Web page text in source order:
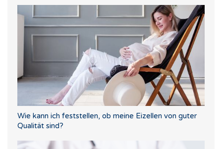
Wie kann ich feststellen, ob meine Eizellen von guter
Qualität sind?